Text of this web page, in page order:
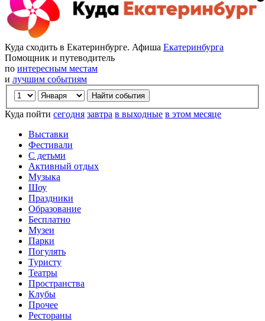
Куда сходить в Екатеринбурге. Афиша Екатеринбурга
Помощник и путеводитель
по интересным местам
и лучшим событиям
Куда пойти сегодня завтра в выходные в этом месяце
Выставки
Фестивали
С детьми
Активный отдых
Музыка
Шоу
Праздники
Образование
Бесплатно
Музеи
Парки
Погулять
Туристу
Театры
Пространства
Клубы
Прочее
Рестораны